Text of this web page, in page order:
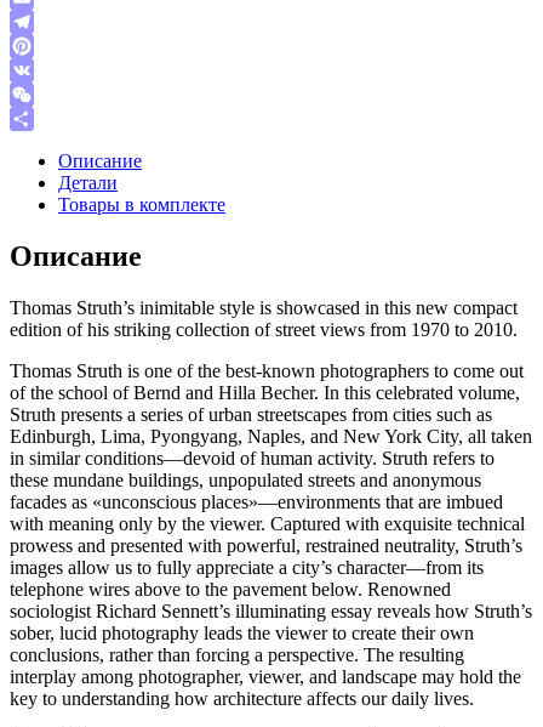
Email
Telegram
Pinterest
VK
WeChat
Описание
Детали
Товары в комплекте
Описание
Thomas Struth’s inimitable style is showcased in this new compact
edition of his striking collection of street views from 1970 to 2010.
Thomas Struth is one of the best-known photographers to come out
of the school of Bernd and Hilla Becher. In this celebrated volume,
Struth presents a series of urban streetscapes from cities such as
Edinburgh, Lima, Pyongyang, Naples, and New York City, all taken
in similar conditions—devoid of human activity. Struth refers to
these mundane buildings, unpopulated streets and anonymous
facades as «unconscious places»—environments that are imbued
with meaning only by the viewer. Captured with exquisite technical
prowess and presented with powerful, restrained neutrality, Struth’s
images allow us to fully appreciate a city’s character—from its
telephone wires above to the pavement below. Renowned
sociologist Richard Sennett’s illuminating essay reveals how Struth’s
sober, lucid photography leads the viewer to create their own
conclusions, rather than forcing a perspective. The resulting
interplay among photographer, viewer, and landscape may hold the
key to understanding how architecture affects our daily lives.